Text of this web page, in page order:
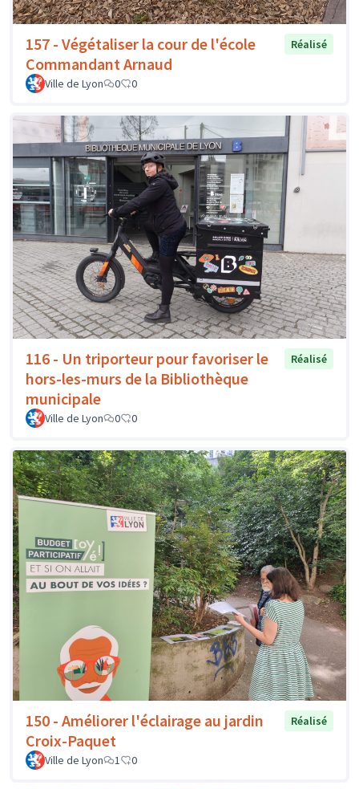
157 - Végétaliser la cour de l'école
Commandant Arnaud
Réalisé
Ville de Lyon 0 0
116 - Un triporteur pour favoriser le
hors-les-murs de la Bibliothèque
municipale
Réalisé
Ville de Lyon 0 0
150 - Améliorer l'éclairage au jardin
Croix-Paquet
Réalisé
Ville de Lyon 1 0